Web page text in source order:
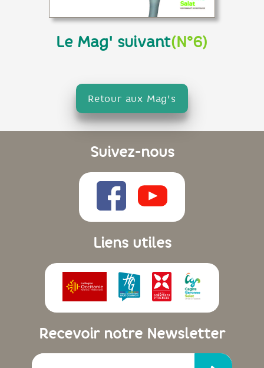
Le Mag' suivant(N°6)
Retour aux Mag's
Suivez-nous
Liens utiles
Recevoir notre Newsletter